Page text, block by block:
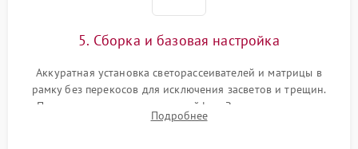
5. Сборка и базовая настройка
Аккуратная установка светорассеивателей и матрицы в
рамку без перекосов для исключения засветов и трещин.
Подключение внутренних шлейфов. Закрытие корпуса.
Сброс настроек и обновление программного обеспечения.
Подробнее